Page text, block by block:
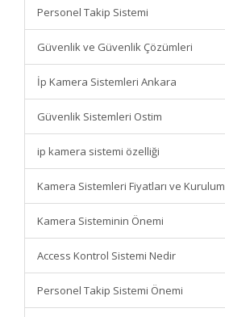
Personel Takip Sistemi
Güvenlik ve Güvenlik Çözümleri
İp Kamera Sistemleri Ankara
Güvenlik Sistemleri Ostim
ip kamera sistemi özelliği
Kamera Sistemleri Fiyatları ve Kurulum
Kamera Sisteminin Önemi
Access Kontrol Sistemi Nedir
Personel Takip Sistemi Önemi